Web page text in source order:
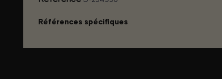
Références spécifiques